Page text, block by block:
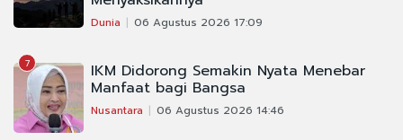
Dunia 06 Agustus 2026 17:09
7 IKM Didorong Semakin Nyata Menebar
Manfaat bagi Bangsa
Nusantara 06 Agustus 2026 14:46